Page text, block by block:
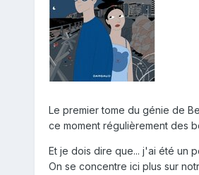
Le premier tome du génie de
ce moment régulièrement des
Et je dois dire que... j'ai été un
On se concentre ici plus sur